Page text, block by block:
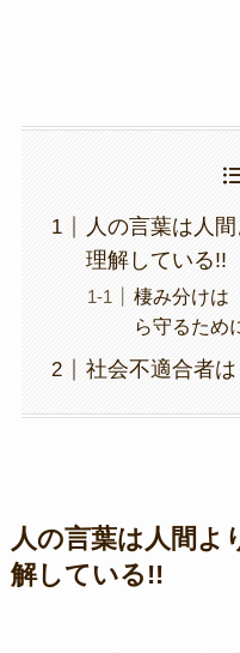
人の言葉は人
理解している!!
棲み分けは
ら守るため
社会不適合者は
人の言葉は人間よ
解している!!